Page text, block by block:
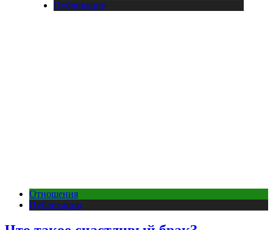
Публикации
Отношения
Публикации